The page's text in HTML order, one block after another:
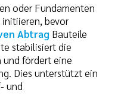
oder Fundamenten
initiieren, bevor
Abtrag Bauteile
stabilisiert die
und fördert eine
Dies unterstützt ein
und